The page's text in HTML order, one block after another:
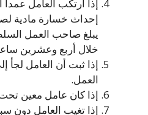
إذا ارتكب العامل
إحداث خسارة مادية
يبلغ صاحب العمل
خلال أربع وعشرين
إذا ثبت أن العامل لجأ
العمل.
إذا كان عامل معين تحت
إذا تغيب العامل دون